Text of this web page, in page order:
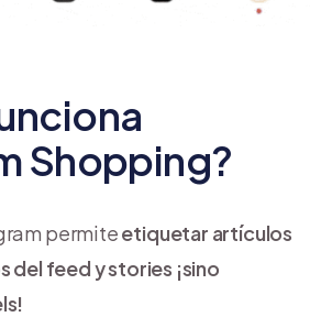
Shopping?
permiteetiquetar artículos
del feed y stories ¡sino